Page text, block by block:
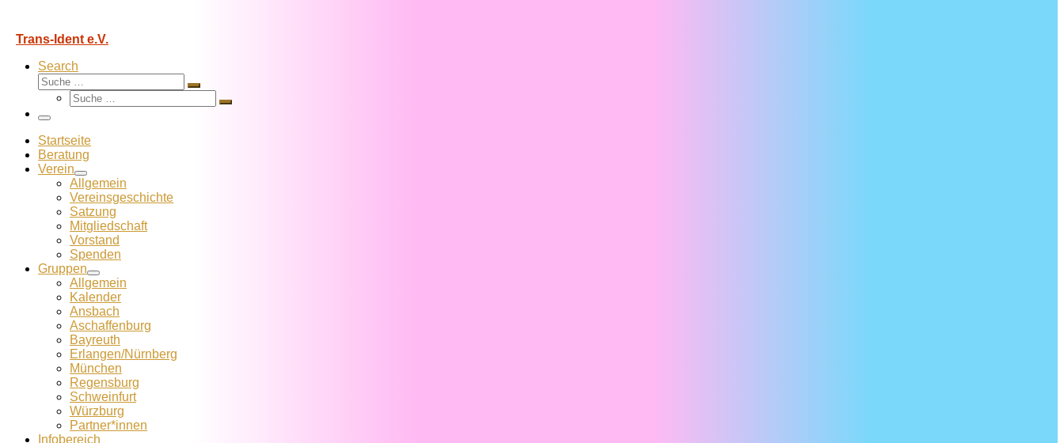
Trans-Ident e.V.
Search
Suche
Suche
Suche
Suche
Menü
Startseite
Beratung
Verein
Allgemein
Vereins­geschichte
Satzung
Mitglied­schaft
Vorstand
Spenden
Gruppen
Allgemein
Kalender
Ansbach
Aschaffenburg
Bayreuth
Erlangen/Nürnberg
München
Regensburg
Schweinfurt
Würzburg
Partner*innen
Infobereich